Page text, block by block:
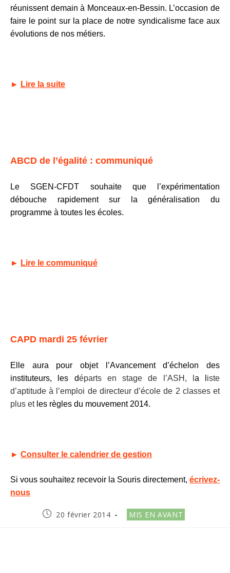
réunissent demain à Monceaux-en-Bessin. L’occasion de
faire le point sur la place de notre syndicalisme face aux
évolutions de nos métiers.
► Lire la suite
ABCD de l’égalité : communiqué
Le SGEN-CFDT souhaite que l’expérimentation
débouche rapidement sur la généralisation du
programme à toutes les écoles.
► Lire le communiqué
CAPD mardi 25 février
Elle aura pour objet l’Avancement d’échelon des
instituteurs, les départs en stage de l’ASH, l a l iste
d’aptitude à l’emploi de directeur d’école de 2 classes et
plus et les règles du mouvement 2014.
► Consulter le calendrier de gestion
Si vous souhaitez recevoir la Souris directement, écrivez-
nous
Publication
20 février 2014
Post
category:
MIS EN AVANT